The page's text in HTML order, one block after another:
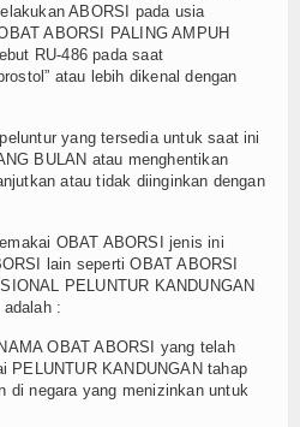
ABORSI pada usia
ABORSI PALING AMPUH
RU-486 pada saat
atau lebih dikenal dengan
yang tersedia untuk saat ini
BULAN atau menghentikan
atau tidak diinginkan dengan
OBAT ABORSI jenis ini
lain seperti OBAT ABORSI
PELUNTUR KANDUNGAN
:
OBAT ABORSI yang telah
PELUNTUR KANDUNGAN tahap
di negara yang menizinkan untuk